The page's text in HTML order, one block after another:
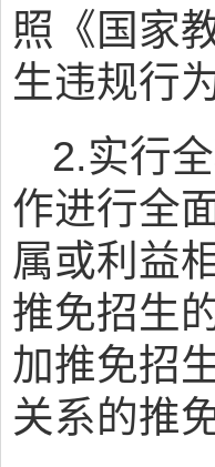
照《国家
生违规行
2.实行
作进行全
属或利益
推免招生
加推免招
关系的推